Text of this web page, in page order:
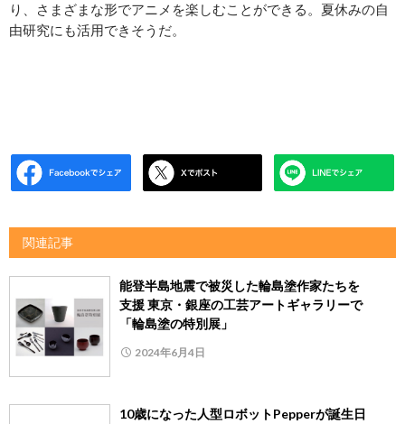
り、さまざまな形でアニメを楽しむことができる。夏休みの自
由研究にも活用できそうだ。
関連記事
能登半島地震で被災した輪島塗作家たちを
支援 東京・銀座の工芸アートギャラリーで
「輪島塗の特別展」
2024年6月4日
10歳になった人型ロボットPepperが誕生日